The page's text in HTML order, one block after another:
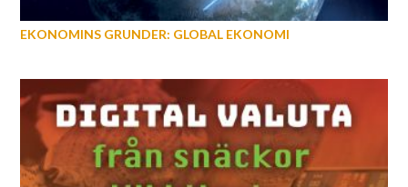
EKONOMINS GRUNDER: GLOBAL EKONOMI